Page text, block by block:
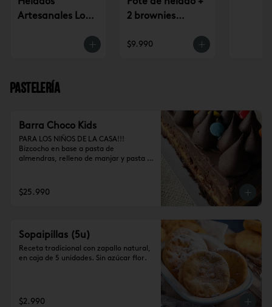
Artesanales Lo
2 brownies
$9.990
Pastelería
Barra Choco Kids
PARA LOS NIÑOS DE LA CASA!!!
Bizcocho en base a pasta de
almendras, relleno de manjar y pasta
$25.990
Sopaipillas (5u)
Receta tradicional con zapallo natural,
en caja de 5 unidades. Sin azúcar flor.
$2.990